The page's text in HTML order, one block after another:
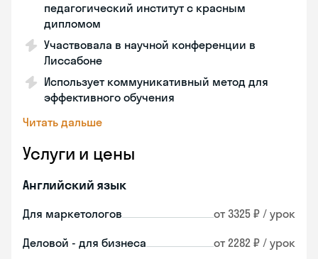
педагогический институт с красным
дипломом
Участвовала в научной конференции в
Лиссабоне
Использует коммуникативный метод для
эффективного обучения
Читать дальше
Услуги и цены
Английский язык
Для маркетологов от 3325 ₽ / урок
Деловой - для бизнеса от 2282 ₽ / урок